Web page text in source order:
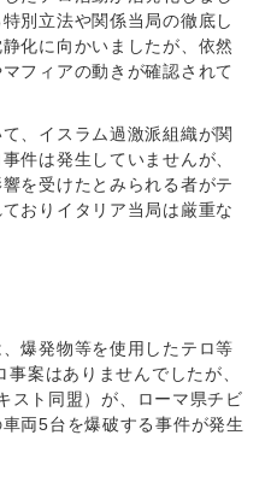
別立法や関係当局の徹底し
化に向かいましたが、依然
フィアの動きが確認されて
、イスラム過激派組織が関
件は発生していませんが、
を受けたとみられる者がテ
おりイタリア当局は厳重な
爆発物等を使用したテロ等
案はありませんでしたが、
スト同盟）が、ローマ県チビ
両5台を爆破する事件が発生